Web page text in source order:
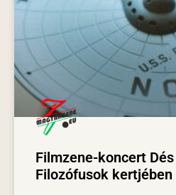
Filmzene-koncert
Filozófusok kertjében